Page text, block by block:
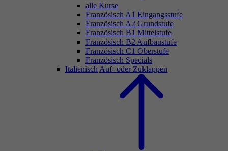
alle Kurse
Französisch A1 Eingangsstufe
Französisch A2 Grundstufe
Französisch B1 Mittelstufe
Französisch B2 Aufbaustufe
Französisch C1 Oberstufe
Französisch Specials
Italienisch Auf- oder Zuklappen